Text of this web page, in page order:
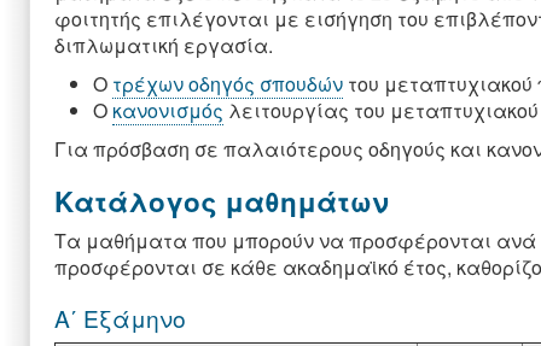
φοιτητής επιλέγονται με εισήγηση του
διπλωματική εργασία.
Ο τρέχων οδηγός σπουδών του
Ο κανονισμός λειτουργίας του
Για πρόσβαση σε παλαιότερους οδηγούς και
Κατάλογος μαθημάτων
Τα μαθήματα που μπορούν να προσφέρονται ανά
προσφέρονται σε κάθε ακαδημαϊκό έτος,
Α΄ Εξάμηνο